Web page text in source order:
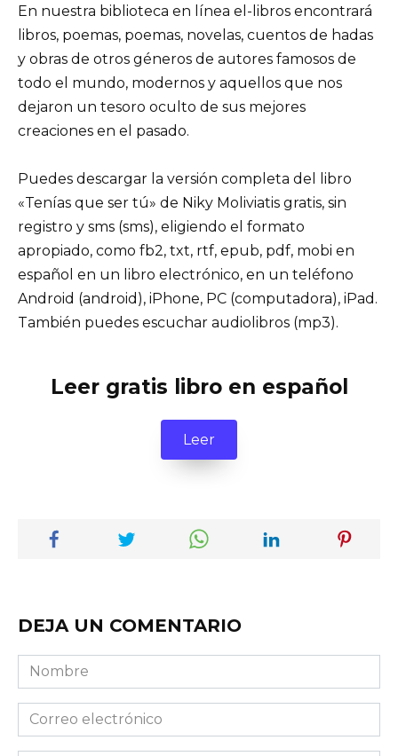
En nuestra biblioteca en línea el-libros encontrará
libros, poemas, poemas, novelas, cuentos de hadas
y obras de otros géneros de autores famosos de
todo el mundo, modernos y aquellos que nos
dejaron un tesoro oculto de sus mejores
creaciones en el pasado.
Puedes descargar la versión completa del libro
«Tenías que ser tú» de Niky Moliviatis gratis, sin
registro y sms (sms), eligiendo el formato
apropiado, como fb2, txt, rtf, epub, pdf, mobi en
español en un libro electrónico, en un teléfono
Android (android), iPhone, PC (computadora), iPad.
También puedes escuchar audiolibros (mp3).
Leer gratis libro en español
Leer
DEJA UN COMENTARIO
Nombre
Correo
electrónico